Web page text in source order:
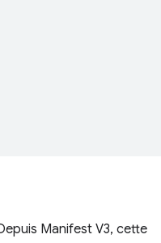
Manifest V3, cette